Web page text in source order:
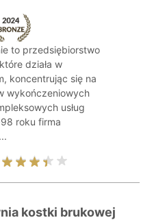
to przedsiębiorstwo
działa w
koncentrując się na
wykończeniowych
usług
roku firma
kostki brukowej